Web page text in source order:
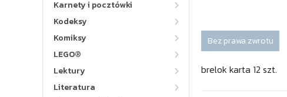
Karnety i pocztówki
Kodeksy
Komiksy
LEGO®
Lektury
Literatura
Bez prawa zwrotu
brelok karta 12 szt.